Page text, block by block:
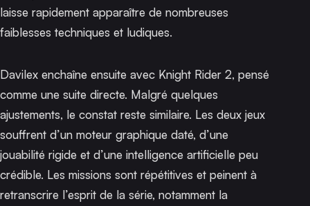
laisse rapidement apparaître de nombreuses
faiblesses techniques et ludiques.
Davilex enchaîne ensuite avec Knight Rider 2, pensé
comme une suite directe. Malgré quelques
ajustements, le constat reste similaire. Les deux jeux
souffrent d’un moteur graphique daté, d’une
jouabilité rigide et d’une intelligence artificielle peu
crédible. Les missions sont répétitives et peinent à
retranscrire l’esprit de la série, notamment la